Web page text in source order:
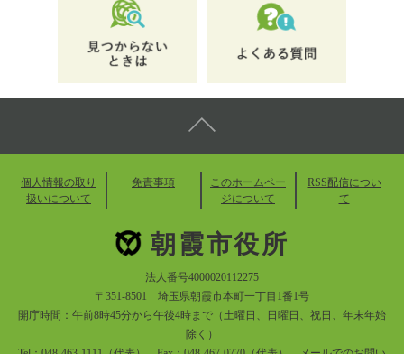
個人情報の取り
扱いについて
免責事項
このホームペー
ジについて
RSS配信につい
て
朝霞市役所
法人番号4000020112275
〒351-8501 埼玉県朝霞市本町一丁目1番1号
開庁時間：午前8時45分から午後4時まで（土曜日、日曜日、祝日、年末年始
除く）